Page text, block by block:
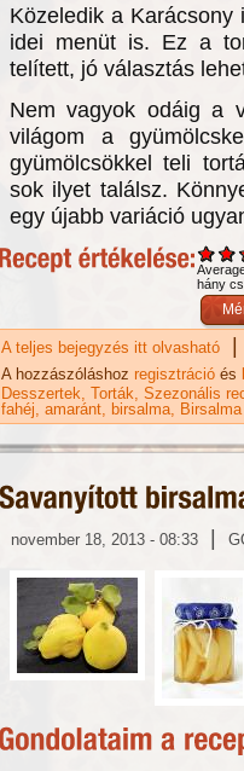
Közeledik a
idei menüt is. Ez a
telített, jó választás
Nem vagyok odáig a
világom a
gyümölcsökkel teli
sok ilyet találsz.
egy újabb variáció
hány
A teljes bejegyzés itt olvasható |
A hozzászóláshoz regisztráció és
Desszertek Torták Szezonális
fahéj amaránt birsalma
november 18, 2013 - 08:33 |